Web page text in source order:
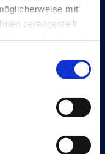
mit
bereitgestellt